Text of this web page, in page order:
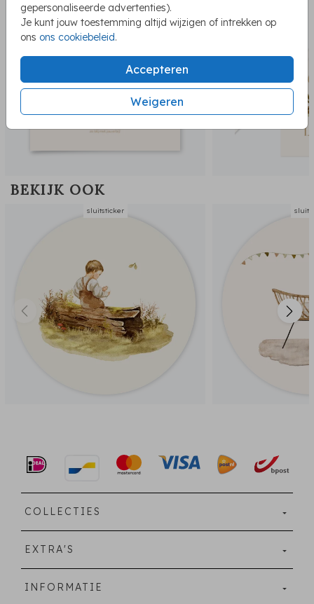
gepersonaliseerde advertenties).
Je kunt jouw toestemming altijd wijzigen of intrekken op
ons ons cookiebeleid.
Accepteren
Weigeren
BEKIJK OOK
sluitsticker
COLLECTIES
EXTRA'S
INFORMATIE